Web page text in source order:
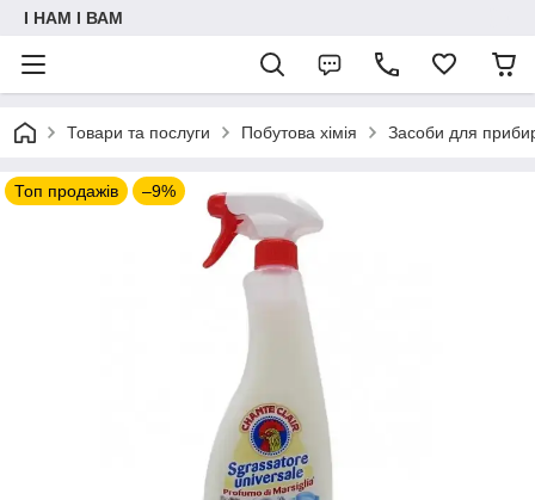
I НАМ I ВАМ
Товари та послуги Побутова хімія Засоби для
Топ продажів –9%